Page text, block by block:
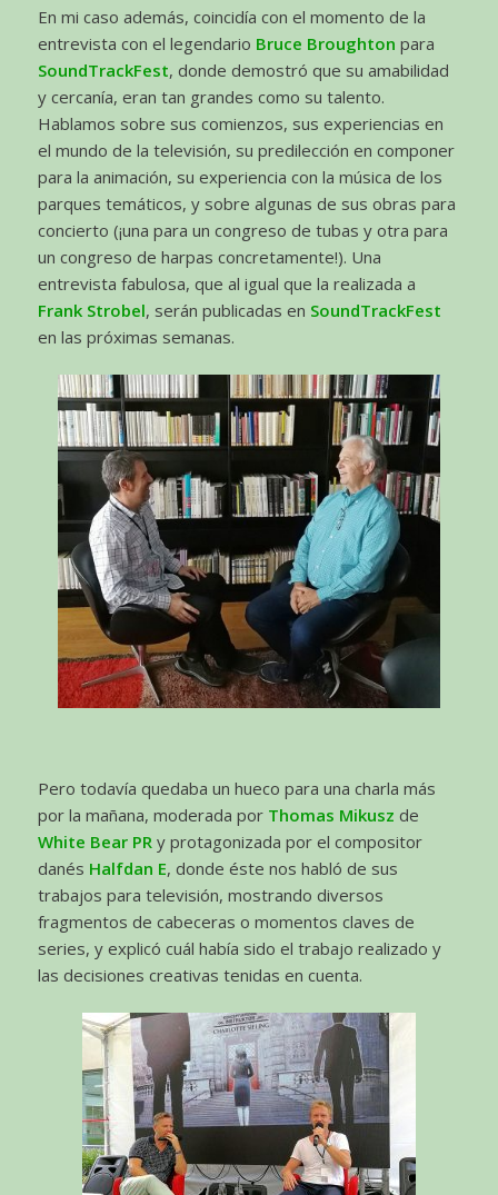
En mi caso además, coincidía con el momento de la
entrevista con el legendario Bruce Broughton para
SoundTrackFest, donde demostró que su amabilidad
y cercanía, eran tan grandes como su talento.
Hablamos sobre sus comienzos, sus experiencias en
el mundo de la televisión, su predilección en componer
para la animación, su experiencia con la música de los
parques temáticos, y sobre algunas de sus obras para
concierto (¡una para un congreso de tubas y otra para
un congreso de harpas concretamente!). Una
entrevista fabulosa, que al igual que la realizada a
Frank Strobel, serán publicadas en SoundTrackFest
en las próximas semanas.
Pero todavía quedaba un hueco para una charla más
por la mañana, moderada por Thomas Mikusz de
White Bear PR y protagonizada por el compositor
danés Halfdan E, donde éste nos habló de sus
trabajos para televisión, mostrando diversos
fragmentos de cabeceras o momentos claves de
series, y explicó cuál había sido el trabajo realizado y
las decisiones creativas tenidas en cuenta.